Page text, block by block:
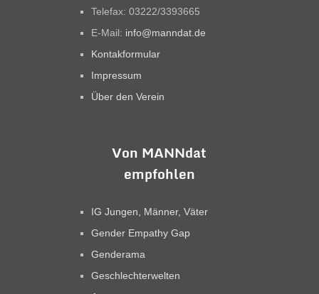
Telefax: 03222/3393665
E-Mail: info@manndat.de
Kontakformular
Impressum
Über den Verein
Von MANNdat
empfohlen
IG Jungen, Männer, Väter
Gender Empathy Gap
Genderama
Geschlechterwelten